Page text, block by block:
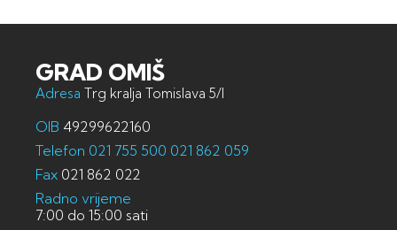
GRAD OMIŠ
Adresa Trg kralja Tomislava 5/I
OIB 49299622160
Telefon 021 755 500 021 862 059
Fax 021 862 022
Radno vrijeme
7:00 do 15:00 sati